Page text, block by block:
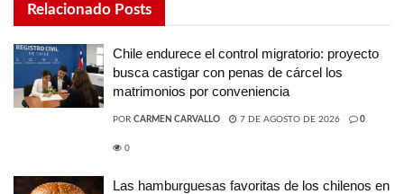
Relacionado Posts
Chile endurece el control migratorio: proyecto
busca castigar con penas de cárcel los
matrimonios por conveniencia
POR CARMEN CARVALLO 7 DE AGOSTO DE 2026 0
0
Las hamburguesas favoritas de los chilenos en